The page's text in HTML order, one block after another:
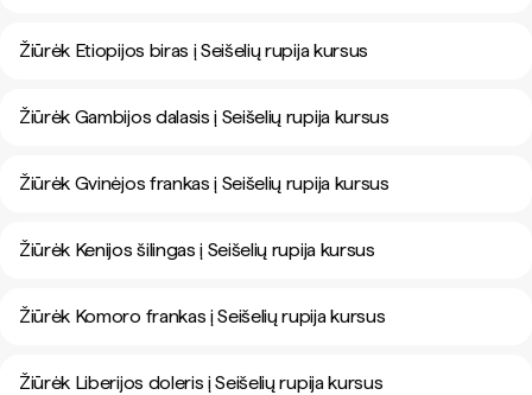
Žiūrėk Etiopijos biras į Seišelių rupija kursus
Žiūrėk Gambijos dalasis į Seišelių rupija kursus
Žiūrėk Gvinėjos frankas į Seišelių rupija kursus
Žiūrėk Kenijos šilingas į Seišelių rupija kursus
Žiūrėk Komoro frankas į Seišelių rupija kursus
Žiūrėk Liberijos doleris į Seišelių rupija kursus